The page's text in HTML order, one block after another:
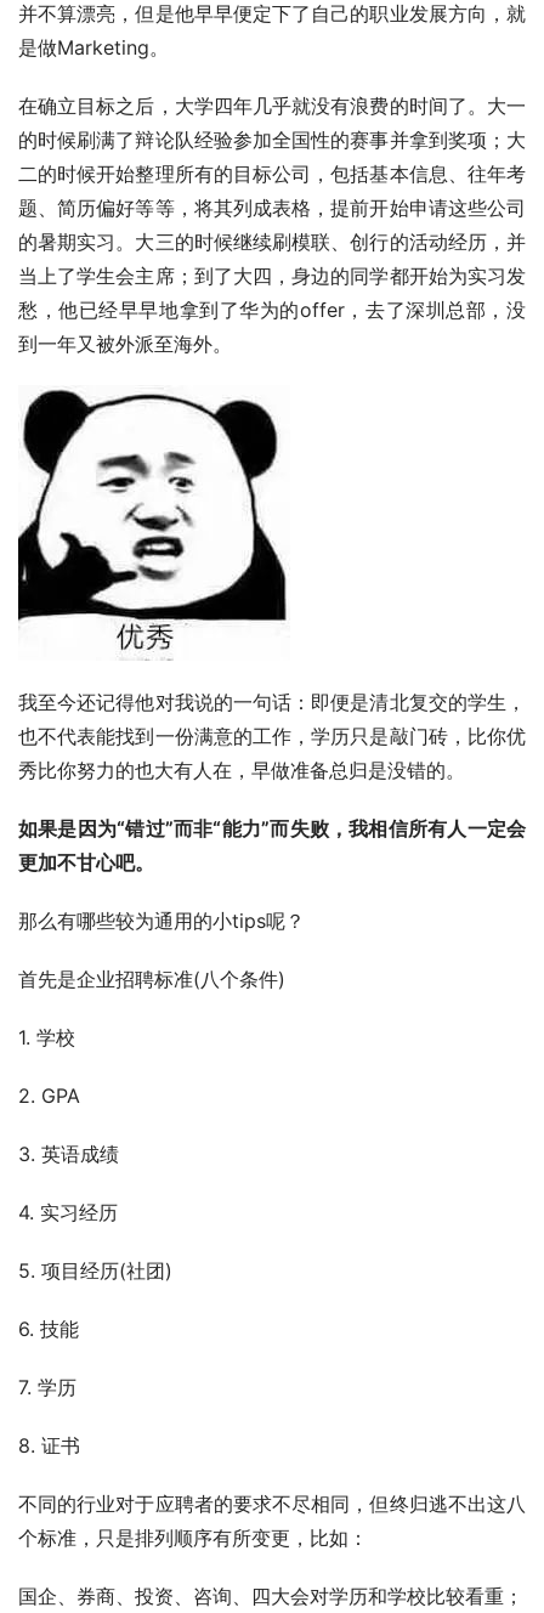
并不算漂亮，但是他早早便定下了自己的职业发展方向，就
是做Marketing。
在确立目标之后，大学四年几乎就没有浪费的时间了。大一
的时候刷满了辩论队经验参加全国性的赛事并拿到奖项；大
二的时候开始整理所有的目标公司，包括基本信息、往年考
题、简历偏好等等，将其列成表格，提前开始申请这些公司
的暑期实习。大三的时候继续刷模联、创行的活动经历，并
当上了学生会主席；到了大四，身边的同学都开始为实习发
愁，他已经早早地拿到了华为的offer，去了深圳总部，没
到一年又被外派至海外。
我至今还记得他对我说的一句话：即便是清北复交的学生，
也不代表能找到一份满意的工作，学历只是敲门砖，比你优
秀比你努力的也大有人在，早做准备总归是没错的。
如果是因为“错过”而非“能力”而失败，我相信所有人一定会
更加不甘心吧。
那么有哪些较为通用的小tips呢？
首先是企业招聘标准(八个条件)
1. 学校
2. GPA
3. 英语成绩
4. 实习经历
5. 项目经历(社团)
6. 技能
7. 学历
8. 证书
不同的行业对于应聘者的要求不尽相同，但终归逃不出这八
个标准，只是排列顺序有所变更，比如：
国企、券商、投资、咨询、四大会对学历和学校比较看重；